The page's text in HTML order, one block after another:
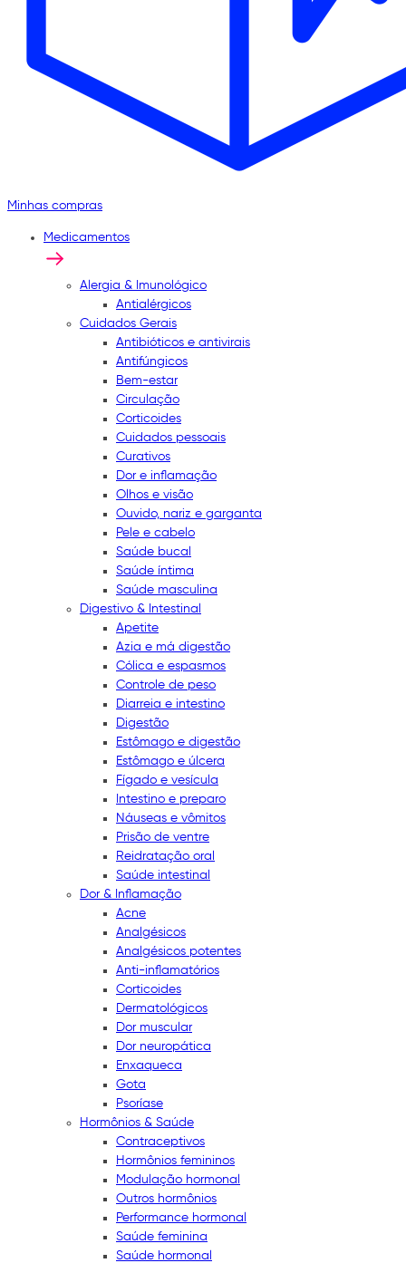
Minhas compras
Medicamentos
Alergia & Imunológico
Antialérgicos
Cuidados Gerais
Antibióticos e antivirais
Antifúngicos
Bem-estar
Circulação
Corticoides
Cuidados pessoais
Curativos
Dor e inflamação
Olhos e visão
Ouvido, nariz e garganta
Pele e cabelo
Saúde bucal
Saúde íntima
Saúde masculina
Digestivo & Intestinal
Apetite
Azia e má digestão
Cólica e espasmos
Controle de peso
Diarreia e intestino
Digestão
Estômago e digestão
Estômago e úlcera
Fígado e vesícula
Intestino e preparo
Náuseas e vômitos
Prisão de ventre
Reidratação oral
Saúde intestinal
Dor & Inflamação
Acne
Analgésicos
Analgésicos potentes
Anti-inflamatórios
Corticoides
Dermatológicos
Dor muscular
Dor neuropática
Enxaqueca
Gota
Psoríase
Hormônios & Saúde
Contraceptivos
Hormônios femininos
Modulação hormonal
Outros hormônios
Performance hormonal
Saúde feminina
Saúde hormonal